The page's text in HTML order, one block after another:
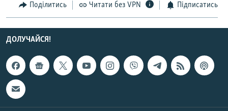
Поділитись Читати без VPN Підписатись
ДОЛУЧАЙСЯ!